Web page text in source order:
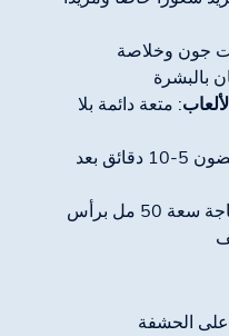
جون وخلاصة
بالبشرة
: متعة دائمة بلا
: يعمل في غضون 5-10 دقائق بعد
: زجاجة سعة 50 مل برأس
الحشفة